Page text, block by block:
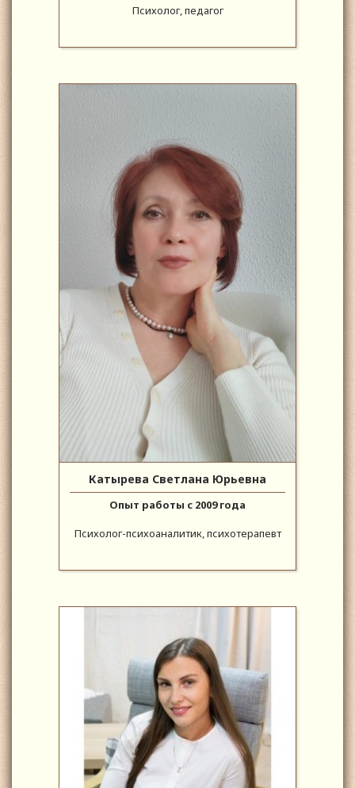
Психолог, педагог
Катырева Светлана Юрьевна
Опыт работы с 2009 года
Психолог-психоаналитик, психотерапевт